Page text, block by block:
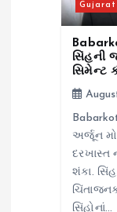
Gujarat
સિંહની
સિમેન્ટ
અર્જૂન
દરખાસ્ત
શંકા.
સિંહોનાં…